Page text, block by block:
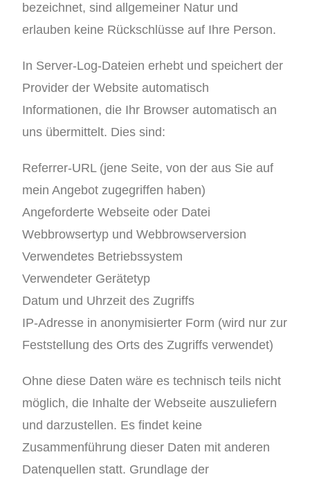
bezeichnet, sind allgemeiner Natur und
erlauben keine Rückschlüsse auf Ihre Person.
In Server-Log-Dateien erhebt und speichert der
Provider der Website automatisch
Informationen, die Ihr Browser automatisch an
uns übermittelt. Dies sind:
Referrer-URL (jene Seite, von der aus Sie auf
mein Angebot zugegriffen haben)
Angeforderte Webseite oder Datei
Webbrowsertyp und Webbrowserversion
Verwendetes Betriebssystem
Verwendeter Gerätetyp
Datum und Uhrzeit des Zugriffs
IP-Adresse in anonymisierter Form (wird nur zur
Feststellung des Orts des Zugriffs verwendet)
Ohne diese Daten wäre es technisch teils nicht
möglich, die Inhalte der Webseite auszuliefern
und darzustellen. Es findet keine
Zusammenführung dieser Daten mit anderen
Datenquellen statt. Grundlage der